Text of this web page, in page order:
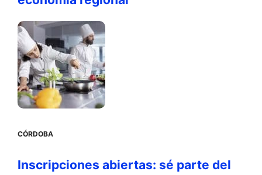
CÓRDOBA
Inscripciones abiertas: sé parte del